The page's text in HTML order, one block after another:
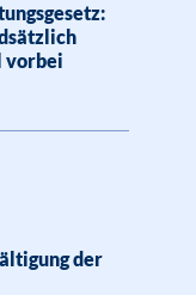
vorbei
der